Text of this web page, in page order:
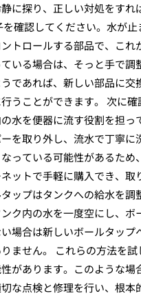
に探り、正しい対処をす
確認してください。水が
トロールする部品で、こ
いる場合は、そっと手で
であれば、新しい部品に
うことができます。 次に
水を便器に流す役割を担
を取り外し、流水で丁寧
っている可能性があるた
ットで手軽に購入でき、
ップはタンクへの給水を調
ク内の水を一度空にし、
場合は新しいボールタッ
ません。 これらの方法を
があります。このような
な点検と修理を行い、根